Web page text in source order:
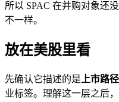
所以 SPAC 在并购对象还
不一样。
放在美股里看
先确认它描述的是 上市路
业标签。理解这一层之后